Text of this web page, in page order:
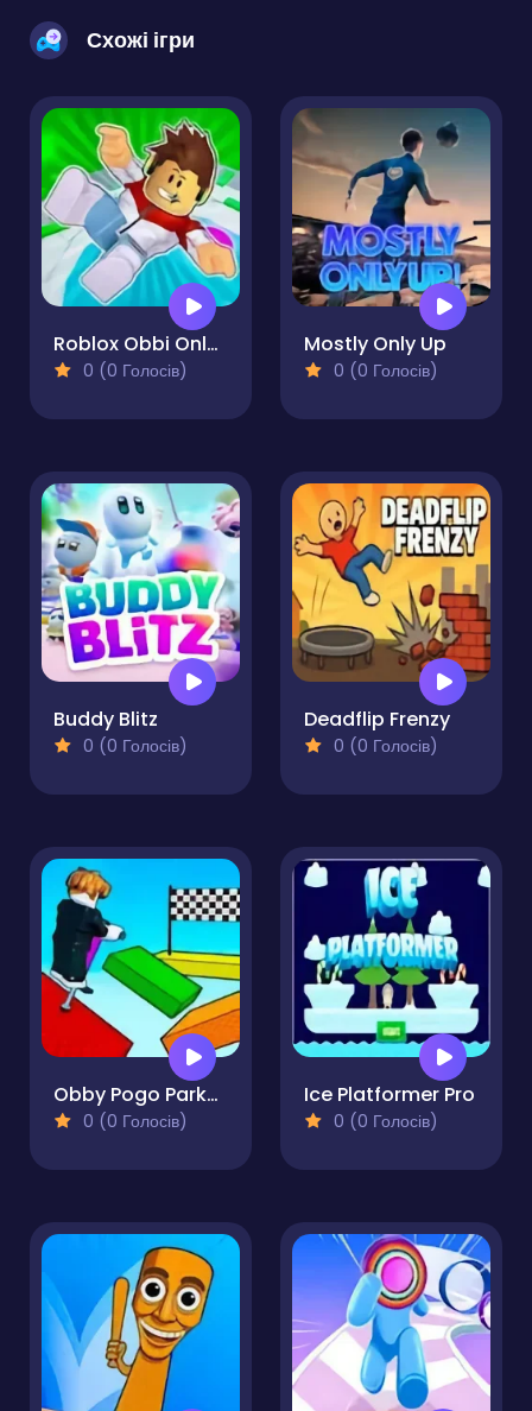
Схожі ігри
Roblox Obbi Only Up
0 (0 Голосів)
Mostly Only Up
0 (0 Голосів)
Buddy Blitz
0 (0 Голосів)
Deadflip Frenzy
0 (0 Голосів)
Obby Pogo Parkour!
0 (0 Голосів)
Ice Platformer Pro
0 (0 Голосів)